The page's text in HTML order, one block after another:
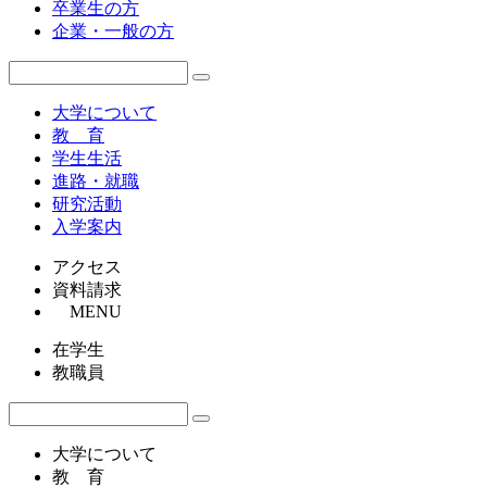
卒業生の方
企業・一般の方
大学について
教 育
学生生活
進路・就職
研究活動
入学案内
アクセス
資料請求
MENU
在学生
教職員
大学について
教 育